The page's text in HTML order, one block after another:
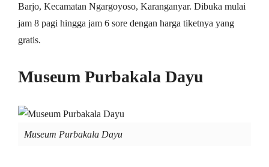
Barjo, Kecamatan Ngargoyoso, Karanganyar. Dibuka mulai
jam 8 pagi hingga jam 6 sore dengan harga tiketnya yang
gratis.
Museum Purbakala Dayu
Museum Purbakala Dayu